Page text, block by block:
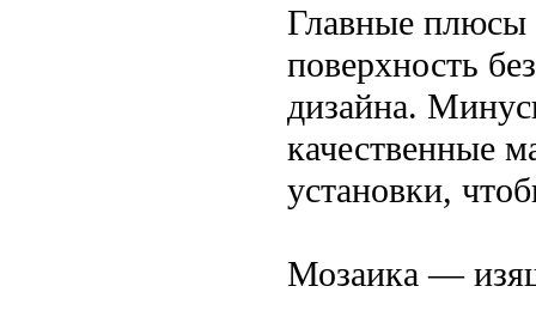
Главные плюсы
поверхность
дизайна.
качественные
установки,
Мозаика —